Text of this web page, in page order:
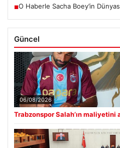
■O Haberle Sacha Boey’in
Güncel
06/08/2026
Trabzonspor Salah’ın maliyetini